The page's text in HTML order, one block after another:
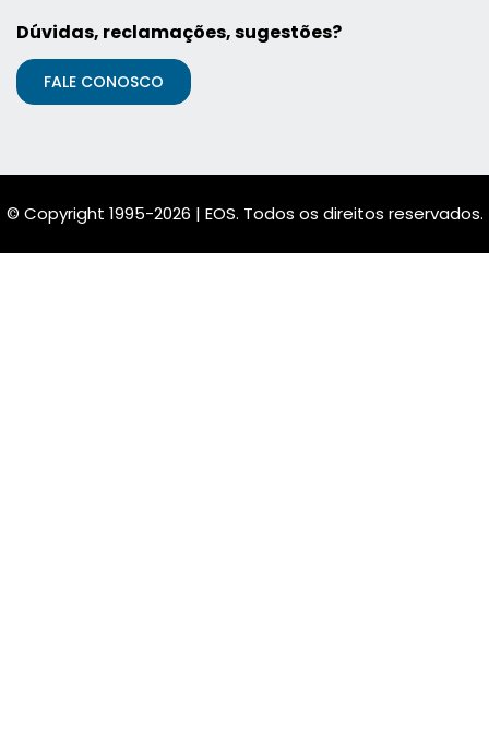
Dúvidas, reclamações, sugestões?
FALE CONOSCO
© Copyright 1995-2026 | EOS. Todos os direitos reservados.